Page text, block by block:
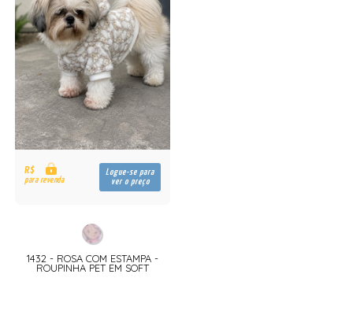
R$
para revenda
Logue-se para
ver o preço
1432 - ROSA COM ESTAMPA -
ROUPINHA PET EM SOFT